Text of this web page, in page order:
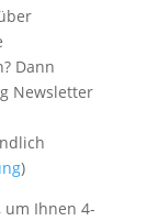
Dann
Newsletter
)
Ihnen 4-